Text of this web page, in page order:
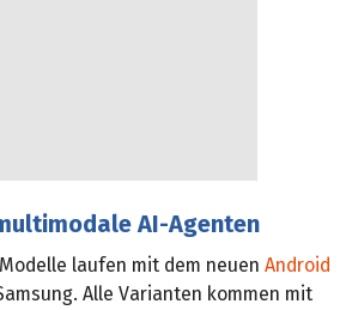
AI-Agenten
laufen mit dem neuen Android
Alle Varianten kommen mit